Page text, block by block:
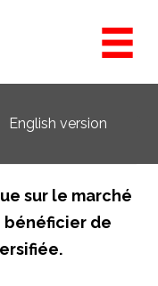
English version
sur le marché
bénéficier de